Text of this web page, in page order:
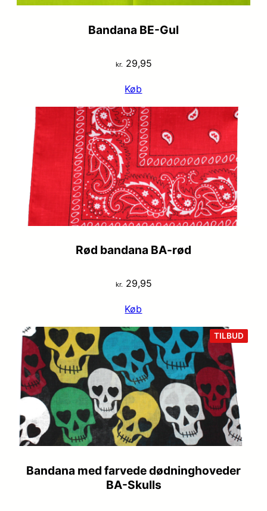
Bandana BE-Gul
kr. 29,95
Køb
Rød bandana BA-rød
kr.29,95
Køb
TILBUD
PÅ
Bandana med farvede dødninghoveder
BA-Skulls